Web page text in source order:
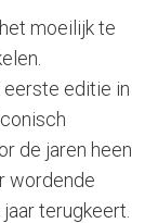
moeilijk te
eerste editie in
de jaren heen
wordende
terugkeert.